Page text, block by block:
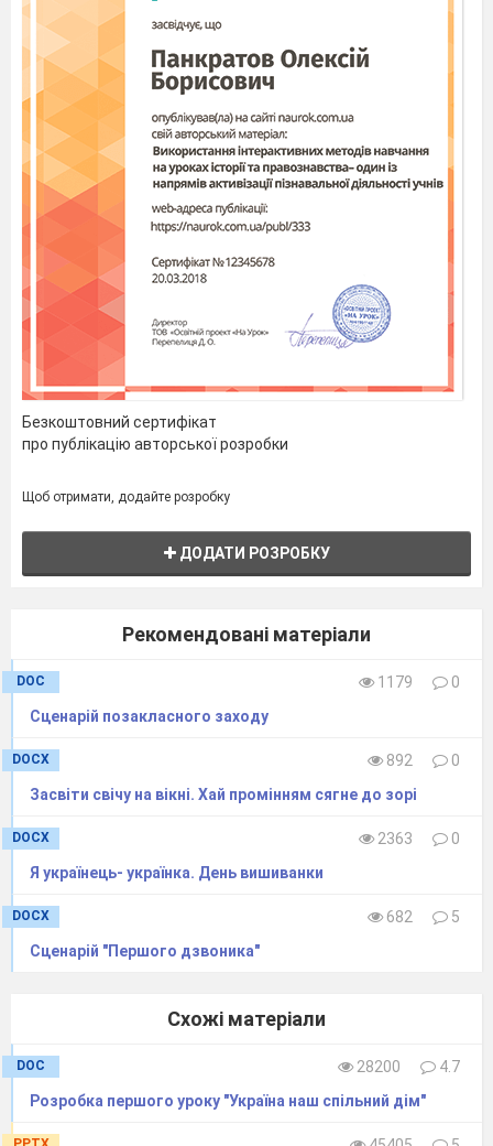
Безкоштовний сертифікат
про публікацію авторської розробки
Щоб отримати, додайте розробку
ДОДАТИ РОЗРОБКУ
Рекомендовані матеріали
DOC 1179
0
Сценарій позакласного заходу
DOCX 892
0
Засвіти свічу на вікні. Хай промінням сягне до зорі
DOCX 2363
0
Я українець- українка. День вишиванки
DOCX 682
5
Сценарій "Першого дзвоника"
Схожі матеріали
DOC 28200
4.7
Розробка першого уроку "Україна наш спільний дім"